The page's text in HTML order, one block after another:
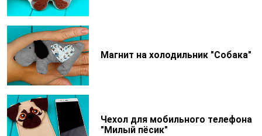
Магнит на холодильник "Собака"
Чехол для мобильного телефона
"Милый пёсик"